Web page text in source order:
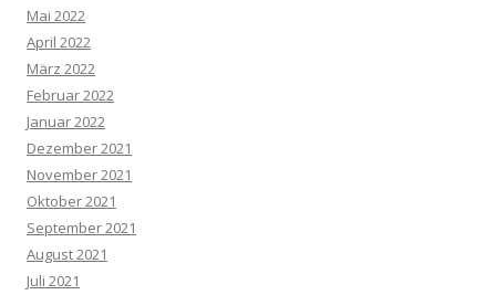
Mai 2022
April 2022
März 2022
Februar 2022
Januar 2022
Dezember 2021
November 2021
Oktober 2021
September 2021
August 2021
Juli 2021